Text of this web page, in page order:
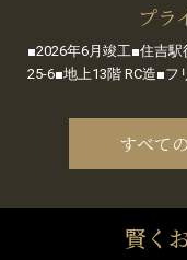
プラ
■2026年6月竣工■住吉
25-6■地上13階 RC造■フ
すべて
賢く